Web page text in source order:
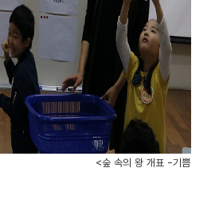
왕 개표 -기쁨